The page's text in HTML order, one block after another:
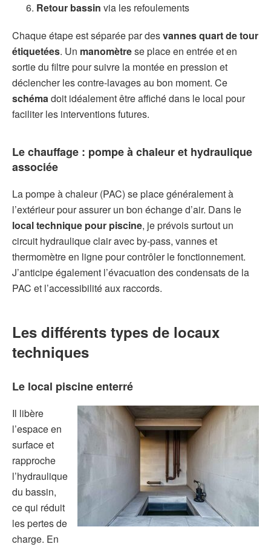
Retour bassin via les refoulements
Chaque étape est séparée par desvannes quart de tour
étiquetées. Un manomètrese place en entrée et en
sortie du filtre pour suivre la montée en pression et
déclencher les contre-lavages au bon moment. Ce
schéma doit idéalement être affiché dans le local pour
faciliter les interventions futures.
Le chauffage : pompe à chaleuret hydraulique
associée
La pompe à chaleur (PAC) se place généralement à
l’extérieur pour assurer un bon échange d’air. Dans le
local technique pour piscine, je prévois surtout un
circuit hydraulique clair avec by-pass, vannes et
thermomètre en ligne pour contrôler le fonctionnement.
J’anticipe également l’évacuation des condensats de la
PAC et l’accessibilité aux raccords.
Les différents types de locaux
techniques
Le local piscine enterré
Il libère
l’espace en
surface et
rapproche
l’hydraulique
du bassin,
ce qui réduit
les pertes de
charge. En